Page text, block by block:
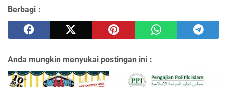
Berbagi :
Anda mungkin menyukai postingan ini :